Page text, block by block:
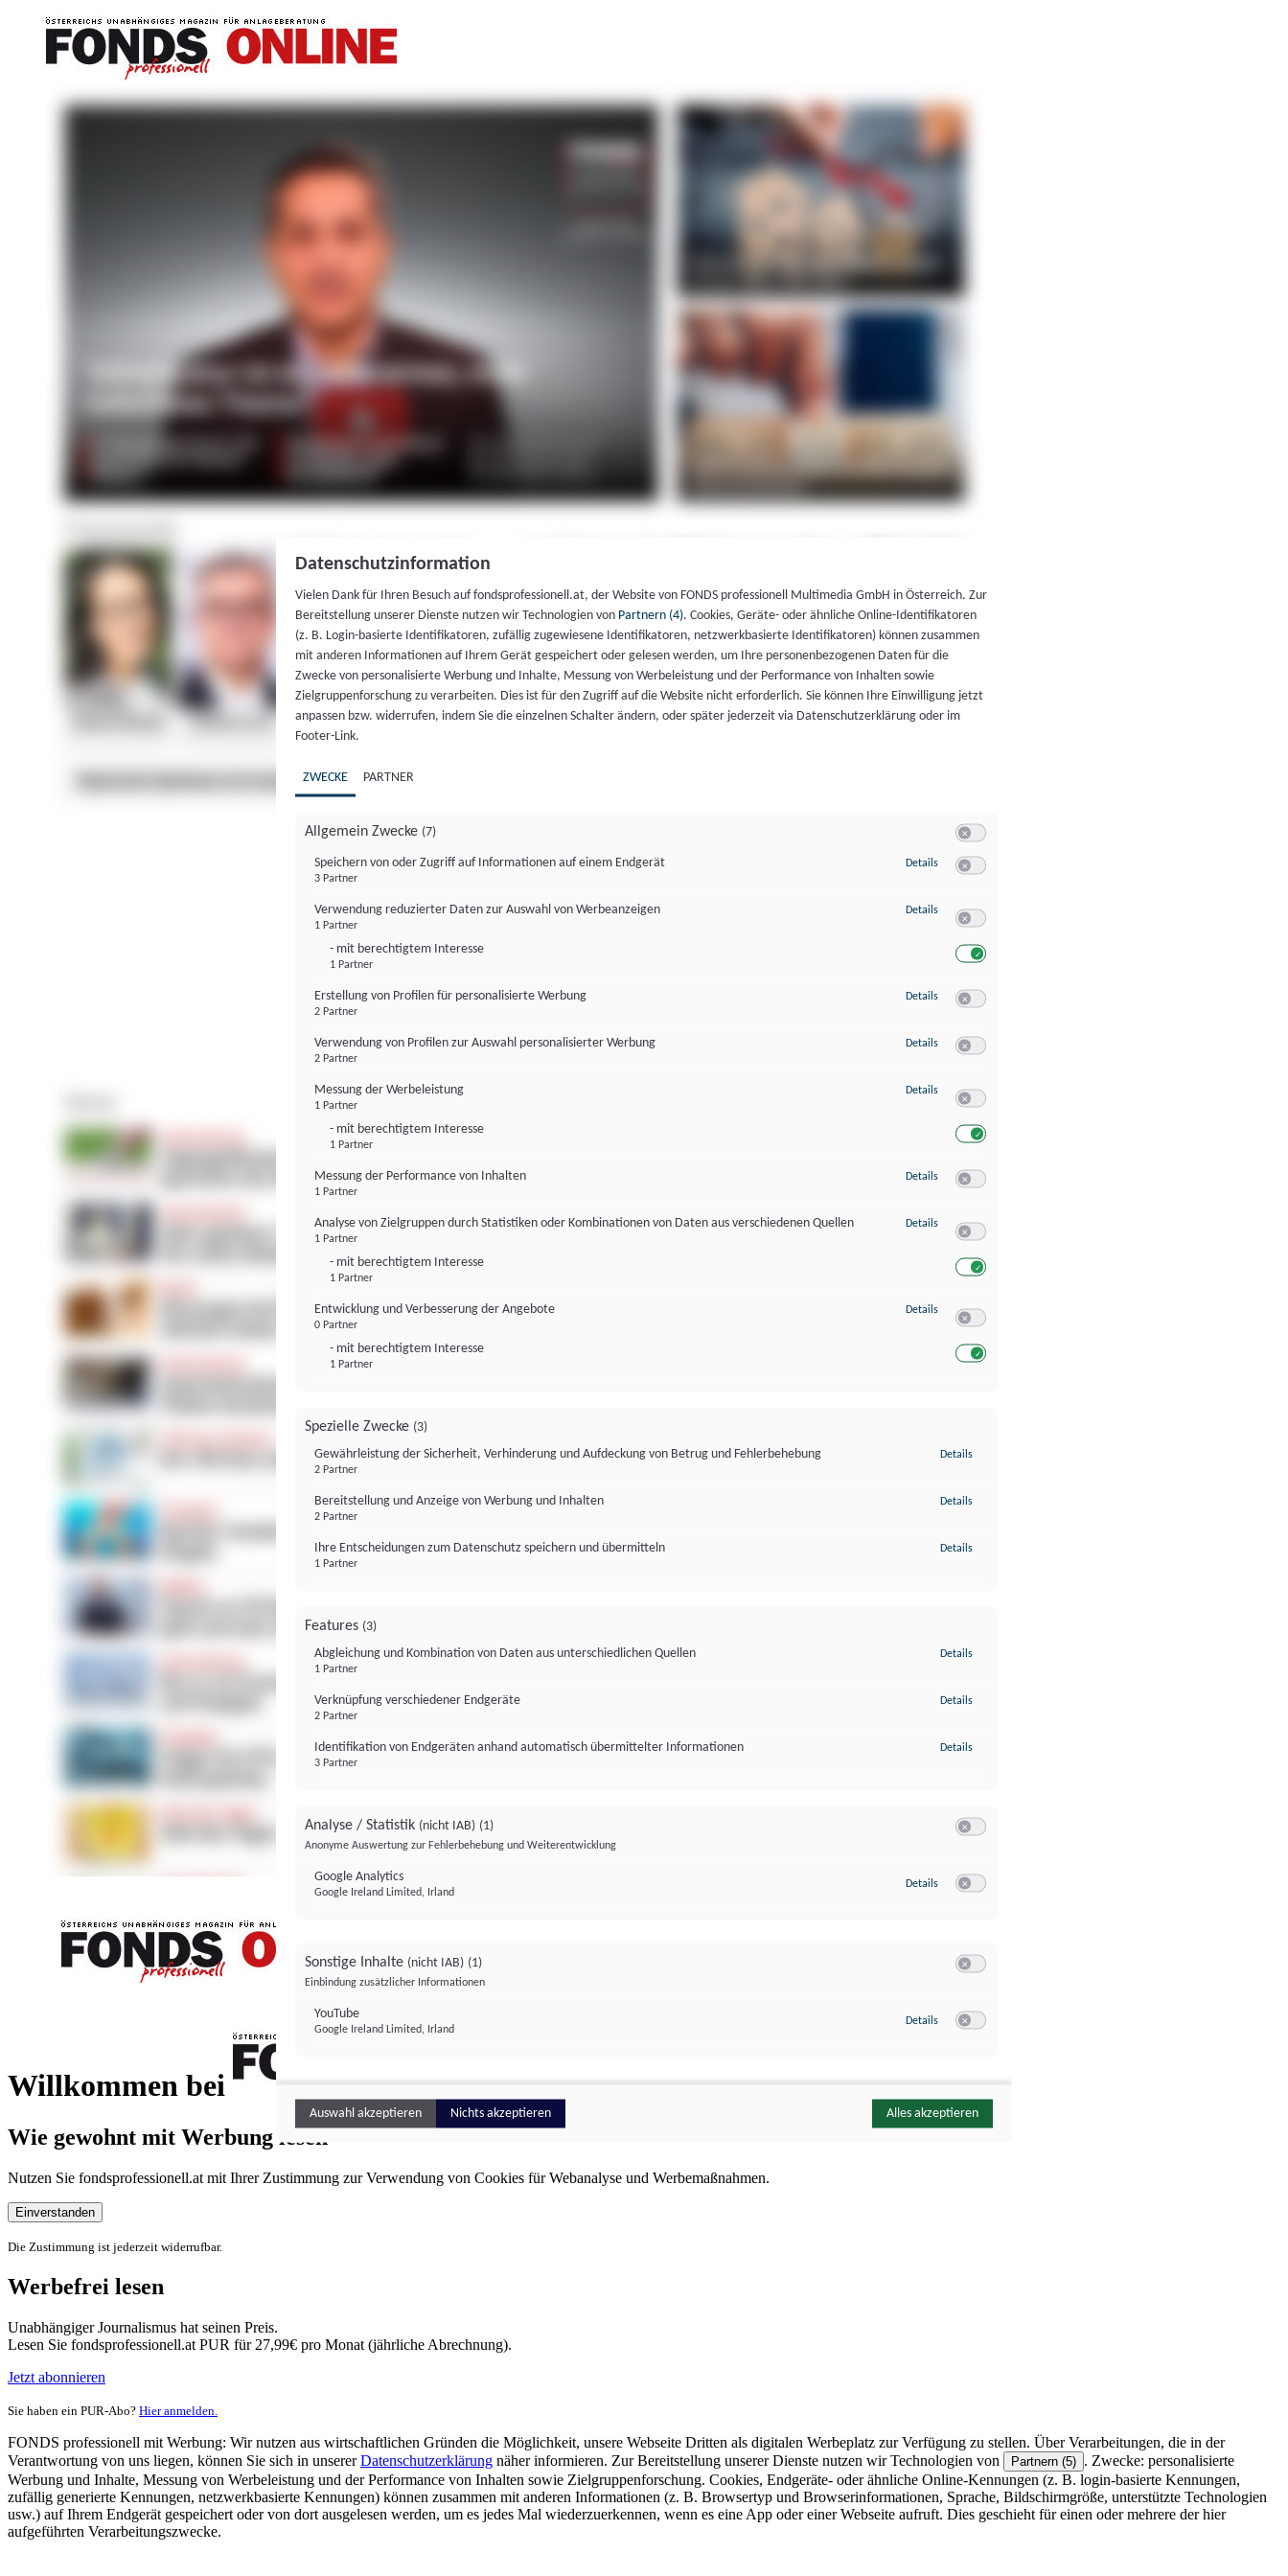
Willkommen bei
FONDS professionell
Wie gewohnt mit Werbung lesen
Nutzen Sie fondsprofessionell.at mit Ihrer Zustimmung zur Verwendung von Cookies für Webanalyse und Werbemaßnahmen.
Einverstanden
Die Zustimmung ist jederzeit widerrufbar.
Werbefrei lesen
Unabhängiger Journalismus hat seinen Preis.
Lesen Sie fondsprofessionell.at PUR für 27,99€ pro Monat (jährliche Abrechnung).
Jetzt abonnieren
Sie haben ein PUR-Abo? Hier anmelden.
FONDS professionell mit Werbung: Wir nutzen aus wirtschaftlichen Gründen die Möglichkeit, unsere Webseite Dritten als digitalen Werbeplatz zur Verfügung zu stellen. Über Verarbeitungen, die in der
Verantwortung von uns liegen, können Sie sich in unsererDatenschutzerklärung näher informieren. Zur Bereitstellung unserer Dienste nutzen wir Technologien von Partnern (5) . Zwecke: personalisierte
Werbung und Inhalte, Messung von Werbeleistung und der Performance von Inhalten sowie Zielgruppenforschung. Cookies, Endgeräte- oder ähnliche Online-Kennungen (z. B. login-basierte Kennungen,
zufällig generierte Kennungen, netzwerkbasierte Kennungen) können zusammen mit anderen Informationen (z. B. Browsertyp und Browserinformationen, Sprache, Bildschirmgröße, unterstützte Technologien
usw.) auf Ihrem Endgerät gespeichert oder von dort ausgelesen werden, um es jedes Mal wiederzuerkennen, wenn es eine App oder einer Webseite aufruft. Dies geschieht für einen oder mehrere der hier
aufgeführten Verarbeitungszwecke.
Datenschutzinformation
Vielen Dank für Ihren Besuch auf fondsprofessionell.at, der Website von FONDS professionell Multimedia GmbH in Österreich. Zur
Bereitstellung unserer Dienste nutzen wir Technologien von Partnern (4). Cookies, Geräte- oder ähnliche Online-Identifikatoren
(z. B. Login-basierte Identifikatoren, zufällig zugewiesene Identifikatoren, netzwerkbasierte Identifikatoren) können zusammen
mit anderen Informationen auf Ihrem Gerät gespeichert oder gelesen werden, um Ihre personenbezogenen Daten für die
Zwecke von personalisierte Werbung und Inhalte, Messung von Werbeleistung und der Performance von Inhalten sowie
Zielgruppenforschung zu verarbeiten. Dies ist für den Zugriff auf die Website nicht erforderlich. Sie können Ihre Einwilligung jetzt
anpassen bzw. widerrufen, indem Sie die einzelnen Schalter ändern, oder später jederzeit via Datenschutzerklärung oder im
Footer-Link.
ZWECKE PARTNER
Allgemein Zwecke (7)
Speichern von oder Zugriff auf Informationen auf einem Endgerät
3 Partner
Details zu Speichern von oder Zugriff auf Informationen auf einem Endgerät
Verwendung reduzierter Daten zur Auswahl von Werbeanzeigen
1 Partner
- mit berechtigtem Interesse
1 Partner
Details zu Verwendung reduzierter Daten zur Auswahl von Werbeanzeigen
Erstellung von Profilen für personalisierte Werbung
2 Partner
Details zu Erstellung von Profilen für personalisierte Werbung
Verwendung von Profilen zur Auswahl personalisierter Werbung
2 Partner
Details zu Verwendung von Profilen zur Auswahl personalisierter Werbung
Messung der Werbeleistung
1 Partner
- mit berechtigtem Interesse
1 Partner
Details zu Messung der Werbeleistung
Messung der Performance von Inhalten
1 Partner
Details zu Messung der Performance von Inhalten
Analyse von Zielgruppen durch Statistiken oder Kombinationen von Daten aus verschiedenen Quellen
1 Partner
- mit berechtigtem Interesse
1 Partner
Details zu Analyse von Zielgruppen durch Statistiken oder Kombinationen von
Entwicklung und Verbesserung der Angebote
0 Partner
- mit berechtigtem Interesse
1 Partner
Details zu Entwicklung und Verbesserung der Angebote
Spezielle Zwecke (3)
Gewährleistung der Sicherheit, Verhinderung und Aufdeckung von Betrug und Fehlerbehebung
2 Partner
Details
Bereitstellung und Anzeige von Werbung und Inhalten
2 Partner
Details
Ihre Entscheidungen zum Datenschutz speichern und übermitteln
1 Partner
Details
Features (3)
Abgleichung und Kombination von Daten aus unterschiedlichen Quellen
1 Partner
Details
Verknüpfung verschiedener Endgeräte
2 Partner
Details
Identifikation von Endgeräten anhand automatisch übermittelter Informationen
3 Partner
Details
Analyse / Statistik (nicht IAB) (1)
Anonyme Auswertung zur Fehlerbehebung und Weiterentwicklung
Google Analytics
Google Ireland Limited, Irland
Details zu Google Analytics
Sonstige Inhalte (nicht IAB) (1)
Einbindung zusätzlicher Informationen
YouTube
Google Ireland Limited, Irland
Details zu YouTube
Auswahl akzeptieren Nichts akzeptieren Alles akzeptieren